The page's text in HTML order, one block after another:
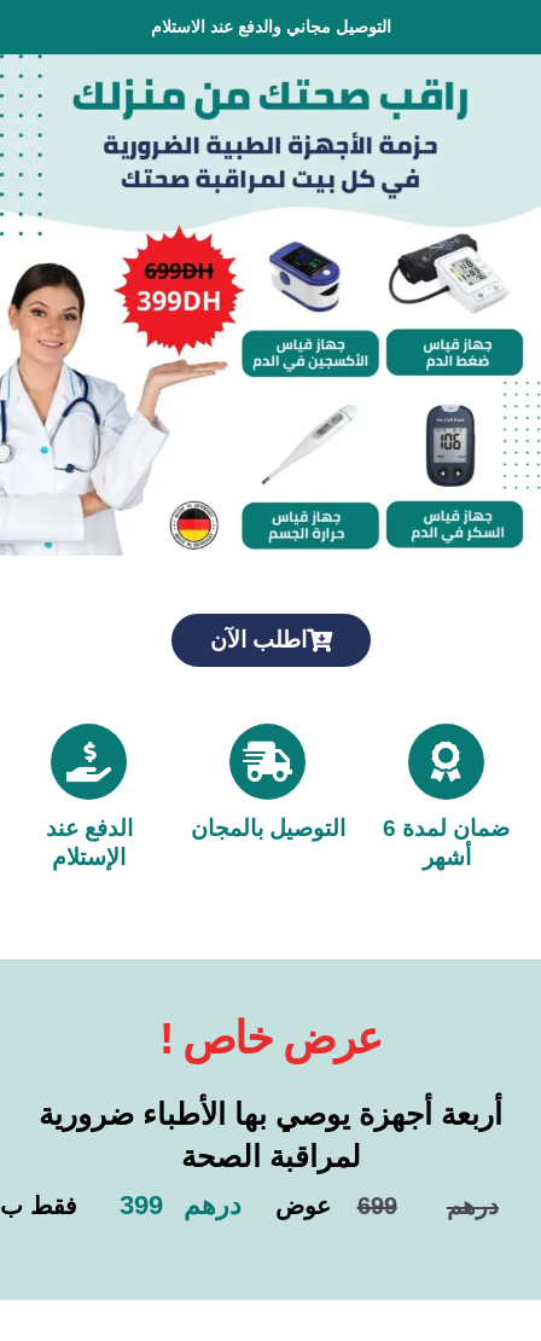
التوصيل مجاني والدفع عند الاستلام
اطلب الآن
الدفع عند
الإستلام
التوصيل بالمجان
ضمان لمدة 6
أشهر
! عرض خاص
أربعة أجهزة يوصي بها الأطباء ضرورية
لمراقبة الصحة
فقط ب 399 درهم عوض 699 درهم